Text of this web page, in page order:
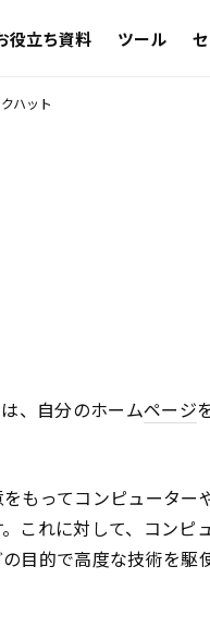
役立ち資料 ツール
ハット
、自分のホームページ
もってコンピューター
これに対して、コンピ
目的で高度な技術を駆